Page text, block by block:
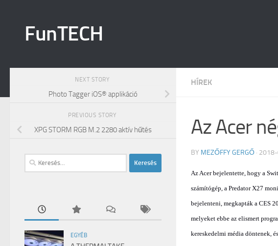
FunTECH
HÍREK
Az Acer
BY MEZŐFFY GERGŐ ·
Az Acerbejelentette, hogy a
számítógép, a Predator X27
bejelenteni, megkapták a CES
melyeket ebbe az elismert
kereskedelmi média döntenek,
NEXT STORY
Photo Tagger iOS® applikáció
PREVIOUS STORY
XPG STORM RGB M.2 2280 aktív hűtés
Keresés:
EGYÉB